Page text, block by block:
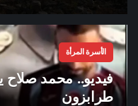
الأسرة المرأة
فيديو.. محمد صلاح
طرابزون